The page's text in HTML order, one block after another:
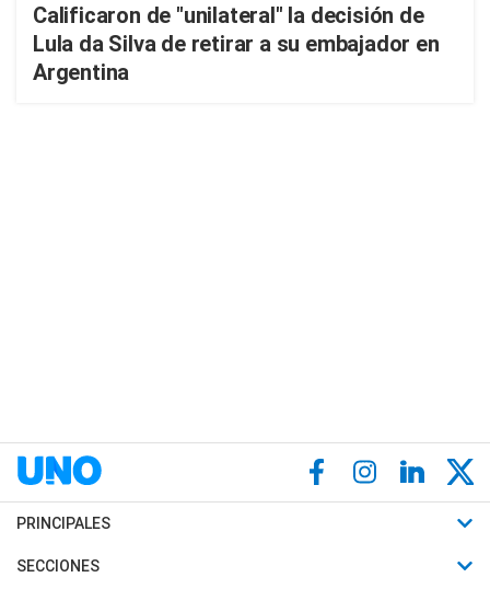
Calificaron de "unilateral" la decisión de
Lula da Silva de retirar a su embajador en
Argentina
PRINCIPALES
Últimas Noticias
SECCIONES